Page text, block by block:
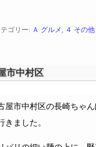
ゴリー: Ａ グルメ ４ その他
市中村区
屋市中村区の長崎ちゃ
きました。